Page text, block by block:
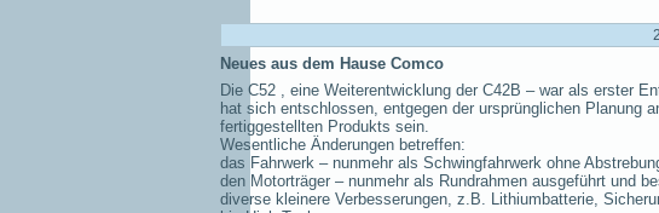
Neues aus dem Hause Comco
Die C52 , eine Weiterentwicklung der C42B – war als erster
hat sich entschlossen, entgegen der ursprünglichen Planung
fertiggestellten Produkts sein.
Wesentliche Änderungen betreffen:
das Fahrwerk – nunmehr als Schwingfahrwerk ohne
den Motorträger – nunmehr als Rundrahmen ausgeführt und
diverse kleinere Verbesserungen, z.B. Lithiumbatterie,